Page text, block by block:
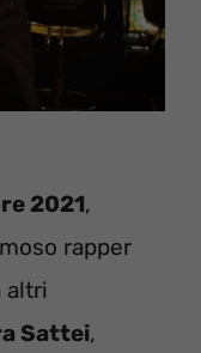
2021,
rapper
altri
Sattei,